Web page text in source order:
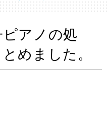
アノの処
めました。